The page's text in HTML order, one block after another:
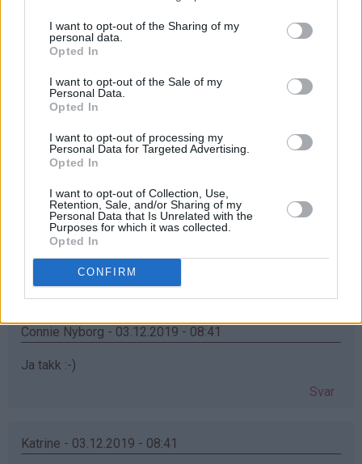
I want to opt-out of the Sharing of my
personal data.
Opted In
I want to opt-out of the Sale of my
Personal Data.
Opted In
I want to opt-out of processing my
Personal Data for Targeted Advertising.
Opted In
I want to opt-out of Collection, Use,
Retention, Sale, and/or Sharing of my
Personal Data that Is Unrelated with the
Purposes for which it was collected.
Opted In
CONFIRM
Svar
Maria - 03.12.2019 - 08:38
Inger Turid - 03.12.2019 - 08:40
Connie Nyborg - 03.12.2019 - 08:41
Ja takk :-)
Svar
Katrine - 03.12.2019 - 08:41